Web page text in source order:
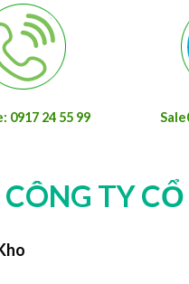
0917 24 55 99
CÔNG TY